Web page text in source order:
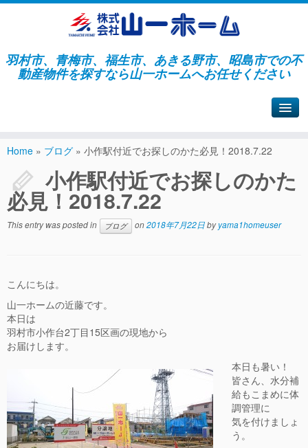
羽村市、青梅市、福生市、あきる野市、昭島市での不
動産物件を探すなら山一ホームへお任せください
Home » ブログ » 小作駅付近でお探しのかた必見！2018.7.22
小作駅付近でお探しのかた
必見！2018.7.22
This entry was posted in ブログ on2018年7月22日byyama1homeuser
こんにちは。
山一ホームの近藤です。
本日は
羽村市小作台2丁目15区画の現地から
お届けします。
本日も暑い！
皆さん、水分補
給もこまめに体
調管理に
気を付けましょ
う。